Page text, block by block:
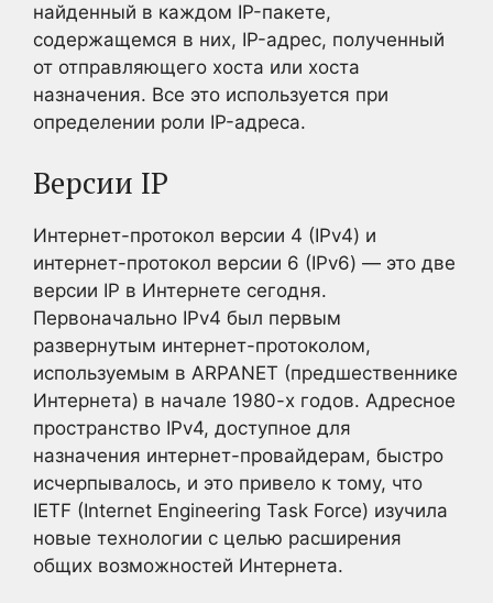
найденный в каждом IP-пакете,
содержащемся в них, IP-адрес, полученный
от отправляющего хоста или хоста
назначения. Все это используется при
определении роли IP-адреса.
Версии IP
Интернет-протокол версии 4 (IPv4) и
интернет-протокол версии 6 (IPv6) — это две
версии IP в Интернете сегодня.
Первоначально IPv4 был первым
развернутым интернет-протоколом,
используемым в ARPANET (предшественнике
Интернета) в начале 1980-х годов. Адресное
пространство IPv4, доступное для
назначения интернет-провайдерам, быстро
исчерпывалось, и это привело к тому, что
IETF (Internet Engineering Task Force) изучила
новые технологии с целью расширения
общих возможностей Интернета.